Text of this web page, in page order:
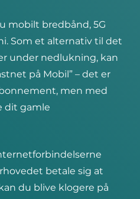
mobilt bredbånd, 5G
Som et alternativ til det
under nedlukning, kan
på Mobil” – det er
men med
dit gamle
betale sig at
du blive klogere på